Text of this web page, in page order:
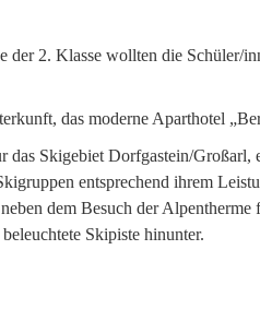
der 2. Klasse wollten die Schüler/
das moderne Aparthotel
Skigebiet Dorfgastein/
entsprechend ihrem
dem Besuch der
Skipiste hinunter.